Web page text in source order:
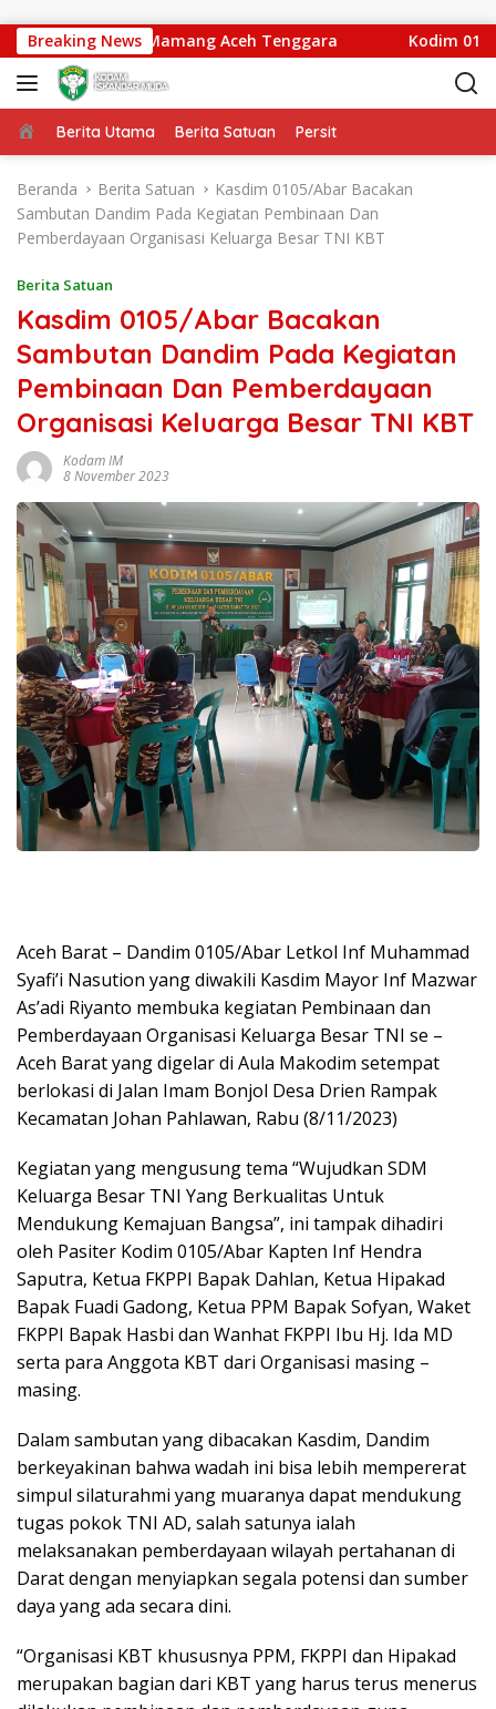
Breaking News
Jambur Mamang Aceh Tenggara Kodim 0104
Beranda
Berita Utama Berita Satuan Persit
Beranda Berita Satuan
Kasdim 0105/Abar Bacakan
Sambutan Dandim Pada Kegiatan Pembinaan Dan
Pemberdayaan Organisasi Keluarga Besar TNI KBT
Berita Satuan
Kasdim 0105/Abar Bacakan
Sambutan Dandim Pada Kegiatan
Pembinaan Dan Pemberdayaan
Organisasi Keluarga Besar TNI KBT
Kodam IM
8 November 2023
Aceh Barat – Dandim 0105/Abar Letkol Inf Muhammad
Syafi’i Nasution yang diwakili Kasdim Mayor Inf Mazwar
As’adi Riyanto membuka kegiatan Pembinaan dan
Pemberdayaan Organisasi Keluarga Besar TNI se –
Aceh Barat yang digelar di Aula Makodim setempat
berlokasi di Jalan Imam Bonjol Desa Drien Rampak
Kecamatan Johan Pahlawan, Rabu (8/11/2023)
Kegiatan yang mengusung tema “Wujudkan SDM
Keluarga Besar TNI Yang Berkualitas Untuk
Mendukung Kemajuan Bangsa”, ini tampak dihadiri
oleh Pasiter Kodim 0105/Abar Kapten Inf Hendra
Saputra, Ketua FKPPI Bapak Dahlan, Ketua Hipakad
Bapak Fuadi Gadong, Ketua PPM Bapak Sofyan, Waket
FKPPI Bapak Hasbi dan Wanhat FKPPI Ibu Hj. Ida MD
serta para Anggota KBT dari Organisasi masing –
masing.
Dalam sambutan yang dibacakan Kasdim, Dandim
berkeyakinan bahwa wadah ini bisa lebih mempererat
simpul silaturahmi yang muaranya dapat mendukung
tugas pokok TNI AD, salah satunya ialah
melaksanakan pemberdayaan wilayah pertahanan di
Darat dengan menyiapkan segala potensi dan sumber
daya yang ada secara dini.
“Organisasi KBT khususnya PPM, FKPPI dan Hipakad
merupakan bagian dari KBT yang harus terus menerus